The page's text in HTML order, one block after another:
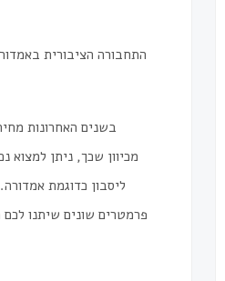
התחבורה הציבורית
בשנים האחרונות
מכיוון שכך, ניתן למצוא
ליסבון כדוגמת
פרמטרים שונים שיתנו